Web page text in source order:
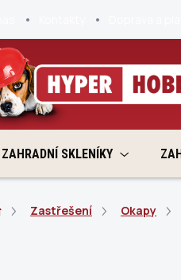
ZAHRADNÍ SKLENÍKY
DomůZastřešení Okapy